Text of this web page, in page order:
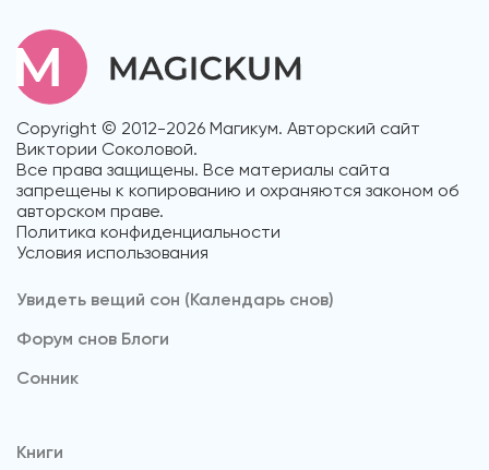
Copyright © 2012-2026 Магикум. Авторский сайт
Виктории Соколовой.
Все права защищены. Все материалы сайта
запрещены к копированию и охраняются законом об
авторском праве.
Политика конфиденциальности
Условия использования
Увидеть вещий сон (Календарь снов)
Форум снов Блоги
Cонник
Книги